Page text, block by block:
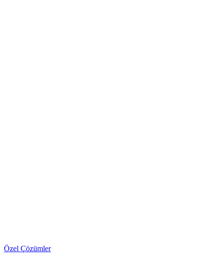
Özel Çözümler